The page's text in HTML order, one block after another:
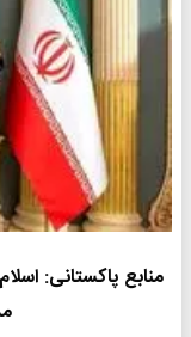
منابع پاکستانی: